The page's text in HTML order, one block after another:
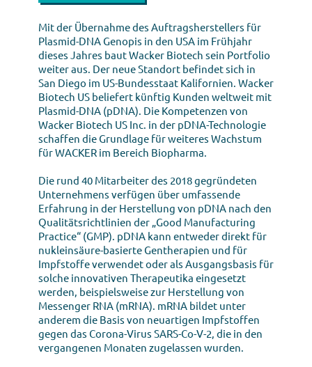
Mit der Übernahme des Auftragsherstellers für
Plasmid-DNA Genopis in den USA im Frühjahr
dieses Jahres baut Wacker Biotech sein Portfolio
weiter aus. Der neue Standort befindet sich in
San Diego im US-Bundesstaat Kalifornien. Wacker
Biotech US beliefert künftig Kunden weltweit mit
Plasmid-DNA (pDNA). Die Kompetenzen von
Wacker Biotech US Inc. in der pDNA-Technologie
schaffen die Grundlage für weiteres Wachstum
für WACKER im Bereich Biopharma.
Die rund 40 Mitarbeiter des 2018 gegründeten
Unternehmens verfügen über umfassende
Erfahrung in der Herstellung von pDNA nach den
Qualitätsrichtlinien der „Good Manufacturing
Practice“ (GMP). pDNA kann entweder direkt für
nukleinsäure-basierte Gentherapien und für
Impfstoffe verwendet oder als Ausgangsbasis für
solche innovativen Therapeutika eingesetzt
werden, beispielsweise zur Herstellung von
Messenger RNA (mRNA). mRNA bildet unter
anderem die Basis von neuartigen Impfstoffen
gegen das Corona-Virus SARS-Co-V-2, die in den
vergangenen Monaten zugelassen wurden.